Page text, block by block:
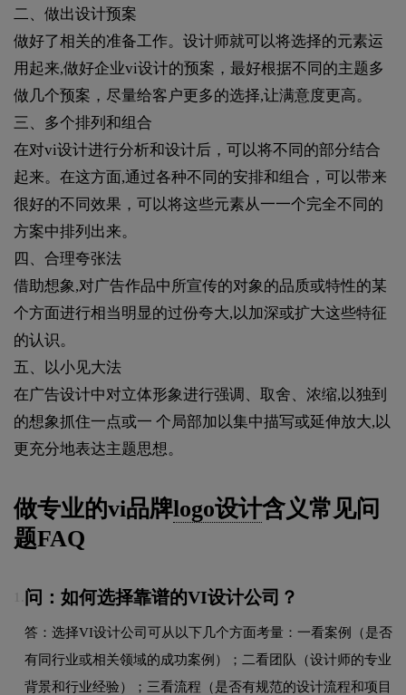
二、做出设计预案
做好了相关的准备工作。设计师就可以将选择的元素运
用起来,做好企业vi设计的预案，最好根据不同的主题多
做几个预案，尽量给客户更多的选择,让满意度更高。
三、多个排列和组合
在对vi设计进行分析和设计后，可以将不同的部分结合
起来。在这方面,通过各种不同的安排和组合，可以带来
很好的不同效果，可以将这些元素从一一个完全不同的
方案中排列出来。
四、合理夸张法
借助想象,对广告作品中所宣传的对象的品质或特性的某
个方面进行相当明显的过份夸大,以加深或扩大这些特征
的认识。
五、以小见大法
在广告设计中对立体形象进行强调、取舍、浓缩,以独到
的想象抓住一点或一 个局部加以集中描写或延伸放大,以
更充分地表达主题思想。
做专业的vi品牌logo设计含义常见问
题FAQ
问：如何选择靠谱的VI设计公司？
答：选择VI设计公司可从以下几个方面考量：一看案例（是否
有同行业或相关领域的成功案例）；二看团队（设计师的专业
背景和行业经验）；三看流程（是否有规范的设计流程和项目